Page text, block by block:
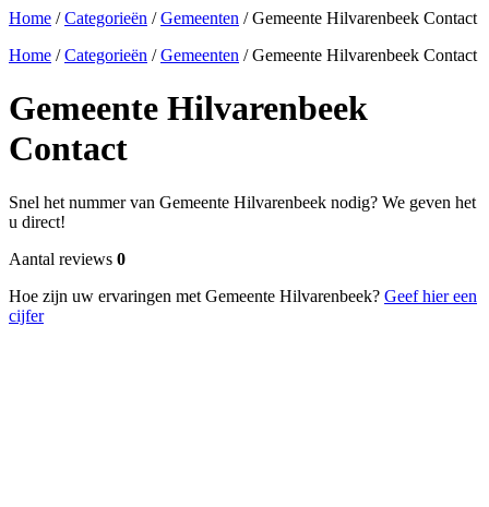
Home /Categorieën /Gemeenten /Gemeente Hilvarenbeek Contact
Home /Categorieën /Gemeenten /Gemeente Hilvarenbeek Contact
Gemeente Hilvarenbeek
Contact
Snel het nummer van Gemeente Hilvarenbeek nodig? We geven het
u direct!
Aantal reviews 0
Hoe zijn uw ervaringen met Gemeente Hilvarenbeek? Geef hier een
cijfer